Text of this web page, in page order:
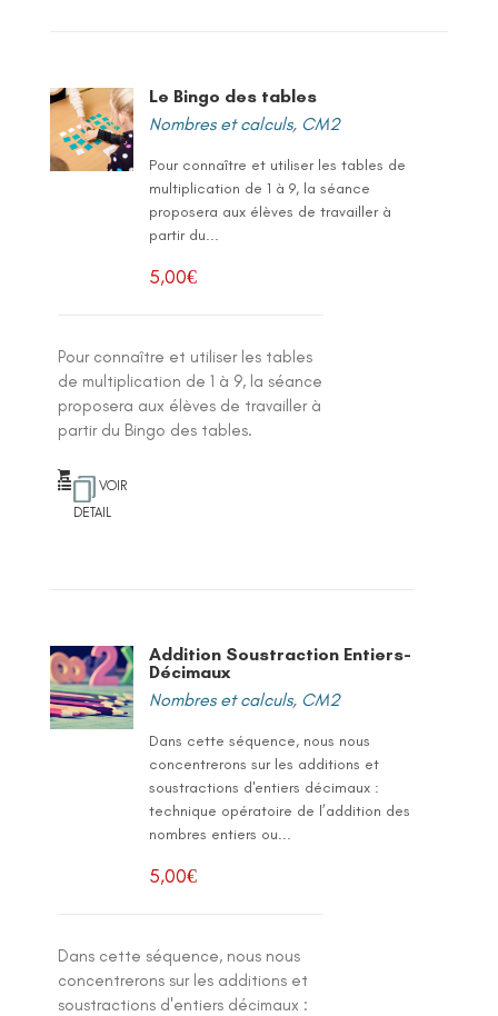
Le Bingo des tables
Nombres et calculs, CM2
Pour connaître et utiliser les tables de
multiplication de 1 à 9, la séance
proposera aux élèves de travailler à
partir du...
5,00€
Pour connaître et utiliser les tables
de multiplication de 1 à 9, la séance
proposera aux élèves de travailler à
partir du Bingo des tables.
VOIR
DETAIL
Addition Soustraction Entiers-
Décimaux
Nombres et calculs, CM2
Dans cette séquence, nous nous
concentrerons sur les additions et
soustractions d'entiers décimaux :
technique opératoire de l’addition des
nombres entiers ou...
5,00€
Dans cette séquence, nous nous
concentrerons sur les additions et
soustractions d'entiers décimaux :